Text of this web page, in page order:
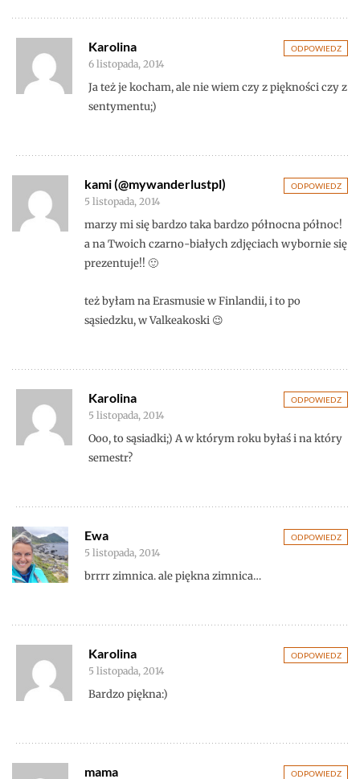
ODPOWIEDZ
Karolina
6 listopada, 2014
Ja też je kocham, ale nie wiem czy z piękności czy z
sentymentu;)
ODPOWIEDZ
kami (@mywanderlustpl)
5 listopada, 2014
marzy mi się bardzo taka bardzo północna północ!
a na Twoich czarno-białych zdjęciach wybornie się
prezentuje!! 🙂
też byłam na Erasmusie w Finlandii, i to po
sąsiedzku, w Valkeakoski 😉
ODPOWIEDZ
Karolina
5 listopada, 2014
Ooo, to sąsiadki;) A w którym roku byłaś i na który
semestr?
ODPOWIEDZ
Ewa
5 listopada, 2014
brrrr zimnica. ale piękna zimnica…
ODPOWIEDZ
Karolina
5 listopada, 2014
Bardzo piękna:)
ODPOWIEDZ
mama